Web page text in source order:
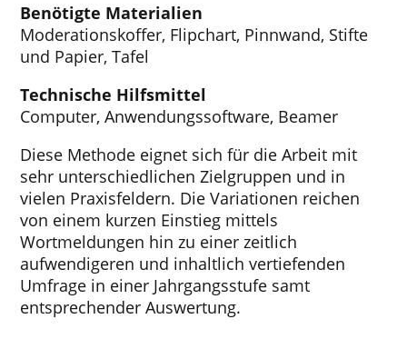
Benötigte Materialien
Moderationskoffer, Flipchart, Pinnwand, Stifte
und Papier, Tafel
Technische Hilfsmittel
Computer, Anwendungssoftware, Beamer
Diese Methode eignet sich für die Arbeit mit
sehr unterschiedlichen Zielgruppen und in
vielen Praxisfeldern. Die Variationen reichen
von einem kurzen Einstieg mittels
Wortmeldungen hin zu einer zeitlich
aufwendigeren und inhaltlich vertiefenden
Umfrage in einer Jahrgangsstufe samt
entsprechender Auswertung.